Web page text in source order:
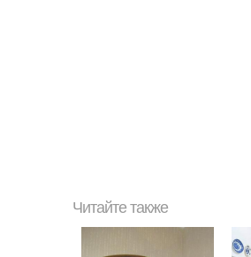
Читайте также